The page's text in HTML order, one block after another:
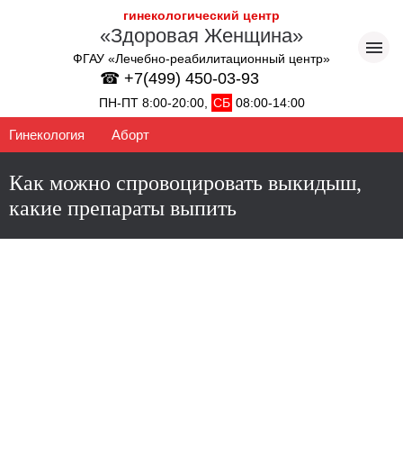
гинекологический центр
«Здоровая Женщина»
ФГАУ «Лечебно-реабилитационный центр»
☎ +7(499) 450-03-93
ПН-ПТ 8:00-20:00, СБ 08:00-14:00
Гинекология Аборт
Как можно спровоцировать выкидыш,
какие препараты выпить